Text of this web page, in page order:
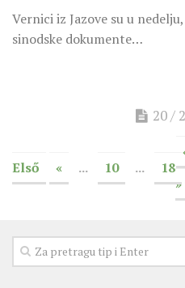
Vernici iz Jazove su u
sinodske dokumente…
20 /
Első
« ... 10 ... 18
»